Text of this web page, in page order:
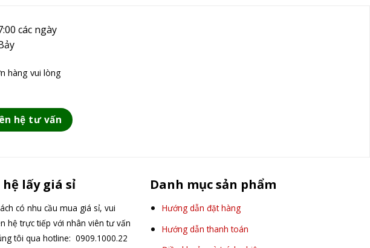
các ngày
hàng vui lòng
hệ tư vấn
hệ lấy giá sỉ
có nhu cầu mua giá sỉ, vui
hệ trực tiếp với nhân viên tư vấn
tôi qua hotline: 0909.1000.22
Danh mục sản phẩm
Hướng dẫn đặt hàng
Hướng dẫn thanh toán